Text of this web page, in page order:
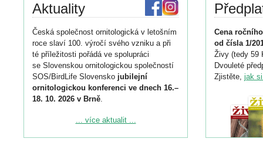
Aktuality
Česká společnost ornitologická v letošním
roce slaví 100. výročí svého vzniku a při
té příležitosti pořádá ve spolupráci
se Slovenskou ornitologickou společností
SOS/BirdLife Slovensko jubilejní
ornitologickou konferenci ve dnech 16.–
18. 10. 2026 v Brně.
Podrobnější informace ke konferenci
... více aktualit ...
Cena
od čísla 1/
Živy (tedy 59
Dvouleté
Zjistěte, jak